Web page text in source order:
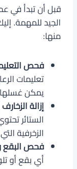
قبل أن تبدأ في
الجيد للمهمة.
منها:
فحص
تعليمات
يمكن غسلها
إزالة
الستائر
الزخرفية
فحص البقع
أي بقع أو